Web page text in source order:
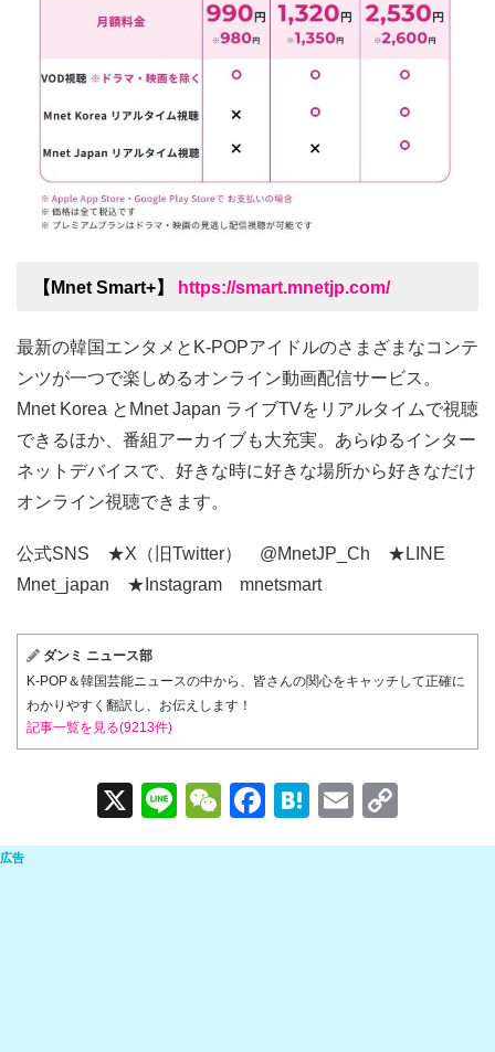
【Mnet Smart+】 https://smart.mnetjp.com/
最新の韓国エンタメとK-POPアイドルのさまざまなコンテ
ンツが一つで楽しめるオンライン動画配信サービス。
Mnet Korea とMnet Japan ライブTVをリアルタイムで視聴
できるほか、番組アーカイブも大充実。あらゆるインター
ネットデバイスで、好きな時に好きな場所から好きなだけ
オンライン視聴できます。
公式SNS ★X（旧Twitter） @MnetJP_Ch ★LINE
Mnet_japan ★Instagram mnetsmart
ダンミ ニュース部
K-POP＆韓国芸能ニュースの中から、皆さんの関心をキャッチして正確に
わかりやすく翻訳し、お伝えします！
記事一覧を見る(9213件)
X
Li
n
W
e
F
a
H
at
E
m o